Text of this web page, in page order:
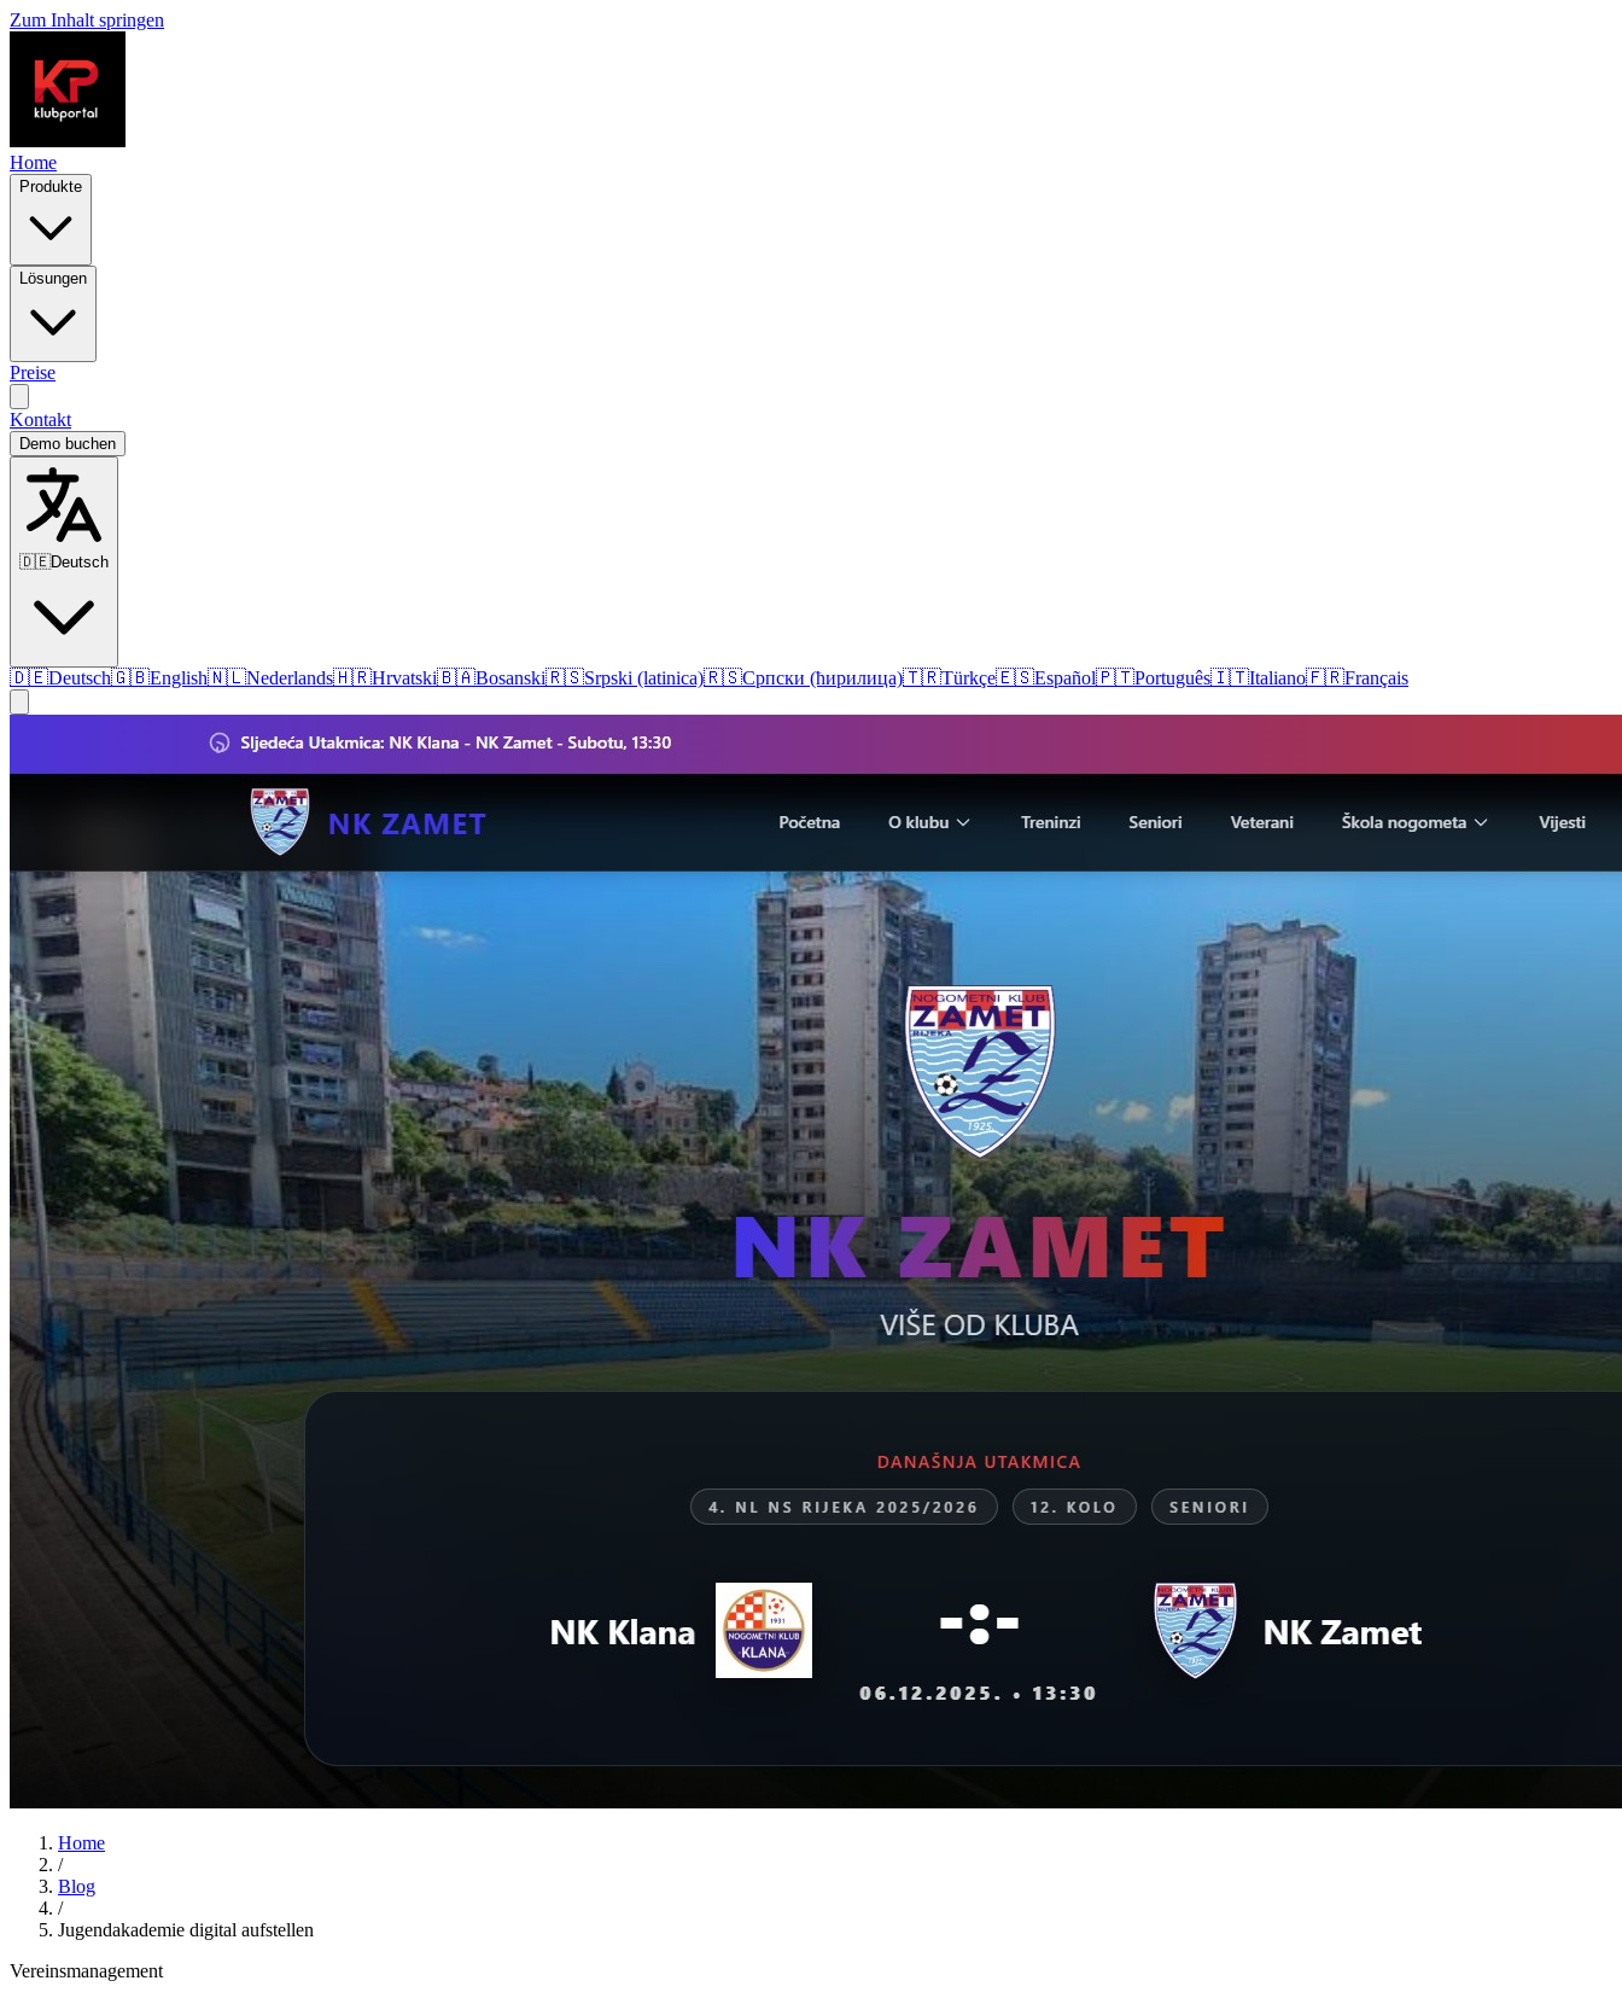
Zum Inhalt springen
Home
Produkte
Lösungen
Preise
Kontakt
Demo buchen
🇩🇪Deutsch
🇩🇪Deutsch🇬🇧English🇳🇱Nederlands🇭🇷Hrvatski🇧🇦Bosanski🇷🇸Srpski (latinica)🇷🇸Српски (ћирилица)🇹🇷Türkçe🇪🇸Español🇵🇹Português🇮🇹Italiano🇫🇷Français
Home
/
Blog
/
Jugendakademie digital aufstellen
Vereinsmanagement